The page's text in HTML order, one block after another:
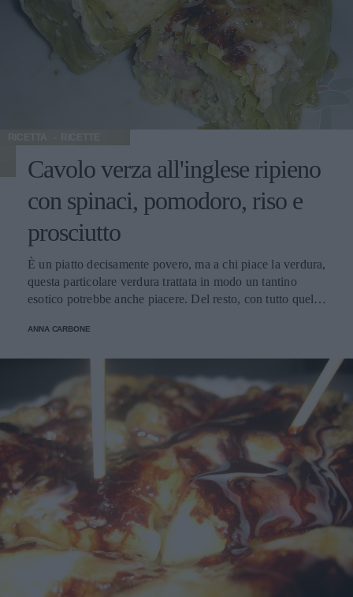
RICETTA
Cavolo verza all'inglese ripieno
con spinaci, pomodoro, riso e
prosciutto
È un piatto decisamente povero, ma a chi piace la verdura,
questa particolare verdura trattata in modo un tantino
esotico potrebbe anche piacere. Del resto, con tutto quel
provare un “piatto povero” in casa propria. A noi è
Maestà britannica.
ANNA CARBONE